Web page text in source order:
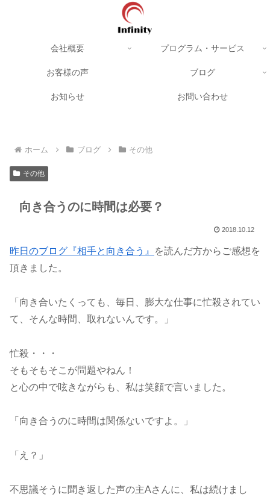
会社概要 プログラム・サービス
お客様の声 ブログ
お知らせ お問い合わせ
ホーム ブログ その他
その他
向き合うのに時間は必要？
2018.10.12
昨日のブログ『相手と向き合う』
を読んだ方からご感想を
頂きました。
「向き合いたくっても、毎日、膨大な仕事に忙殺されてい
て、そんな時間、取れないんです。」
忙殺・・・
そもそもそこが問題やねん！
と心の中で呟きながらも、私は笑顔で言いました。
「向き合うのに時間は関係ないですよ。」
「え？」
不思議そうに聞き返した声の主Aさんに、私は続けまし